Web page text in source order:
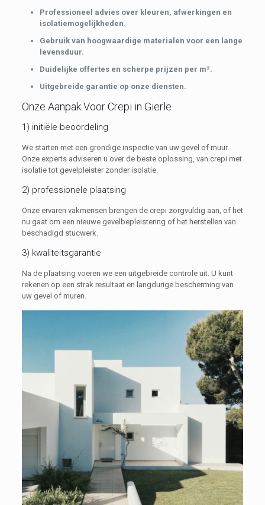
Professioneel advies over kleuren, afwerkingen en
isolatiemogelijkheden.
Gebruik van hoogwaardige materialen voor een lange
levensduur.
Duidelijke offertes en scherpe prijzen per m².
Uitgebreide garantie op onze diensten.
Onze Aanpak Voor Crepi in Gierle
1) initiële beoordeling
We starten met een grondige inspectie van uw gevel of muur.
Onze experts adviseren u over de beste oplossing, van crepi met
isolatie tot gevelpleister zonder isolatie.
2) professionele plaatsing
Onze ervaren vakmensen brengen de crepi zorgvuldig aan, of het
nu gaat om een nieuwe gevelbepleistering of het herstellen van
beschadigd stucwerk.
3) kwaliteitsgarantie
Na de plaatsing voeren we een uitgebreide controle uit. U kunt
rekenen op een strak resultaat en langdurige bescherming van
uw gevel of muren.